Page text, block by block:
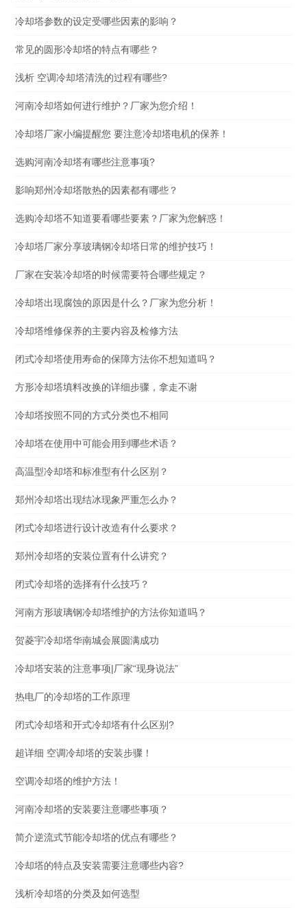
冷却塔参数的设定受哪些因素的影响？
常见的圆形冷却塔的特点有哪些？
浅析 空调冷却塔清洗的过程有哪些?
河南冷却塔如何进行维护？厂家为您介绍！
冷却塔厂家小编提醒您 要注意冷却塔电机的保养！
选购河南冷却塔有哪些注意事项?
影响郑州冷却塔散热的因素都有哪些？
选购冷却塔不知道要看哪些要素？厂家为您解惑！
冷却塔厂家分享玻璃钢冷却塔日常的维护技巧！
厂家在安装冷却塔的时候需要符合哪些规定？
冷却塔出现腐蚀的原因是什么？厂家为您分析！
冷却塔维修保养的主要内容及检修方法
闭式冷却塔使用寿命的保障方法你不想知道吗？
方形冷却塔填料改换的详细步骤，拿走不谢
冷却塔按照不同的方式分类也不相同
冷却塔在使用中可能会用到哪些术语？
高温型冷却塔和标准型有什么区别？
郑州冷却塔出现结冰现象严重怎么办？
闭式冷却塔进行设计改造有什么要求？
郑州冷却塔的安装位置有什么讲究？
闭式冷却塔的选择有什么技巧？
河南方形玻璃钢冷却塔维护的方法你知道吗？
贺菱宇冷却塔华南城会展圆满成功
冷却塔安装的注意事项|厂家“现身说法”
热电厂的冷却塔的工作原理
闭式冷却塔和开式冷却塔有什么区别?
超详细 空调冷却塔的安装步骤！
空调冷却塔的维护方法！
河南冷却塔的安装要注意哪些事项？
简介逆流式节能冷却塔的优点有哪些？
冷却塔的特点及安装需要注意哪些内容?
浅析冷却塔的分类及如何选型